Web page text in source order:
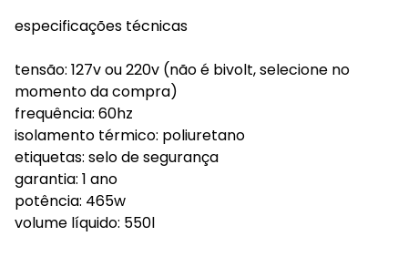
especificações técnicas
tensão: 127v ou 220v (não é bivolt, selecione no
momento da compra)
frequência: 60hz
isolamento térmico: poliuretano
etiquetas: selo de segurança
garantia: 1 ano
potência: 465w
volume líquido: 550l